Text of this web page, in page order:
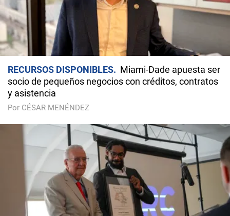
RECURSOS DISPONIBLES
Miami-Dade apuesta ser
socio de pequeños negocios con créditos, contratos
y asistencia
Por CÉSAR MENÉNDEZ